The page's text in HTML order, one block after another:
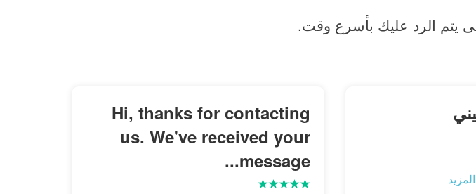
يتم الرد عليك بأسرع وقت.
Hi, thanks for contacting
us. We've received your
message...